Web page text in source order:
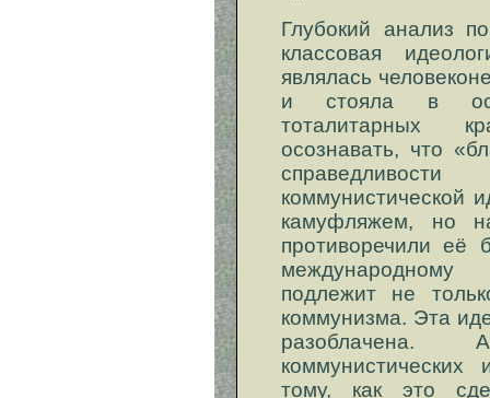
Глубокий анализ
классовая
являлась
и стояла в
тоталитарных
осознавать, что
коммунистической
камуфляжем, но
противоречили её
подлежит не
коммунизма. Эта
разоблачена.
тому, как это